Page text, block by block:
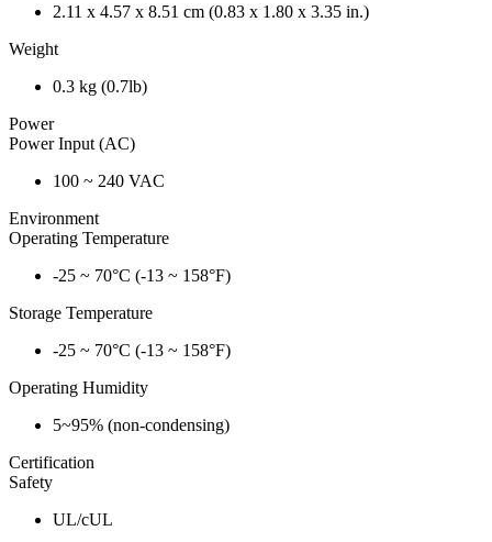
2.11 x 4.57 x 8.51 cm (0.83 x 1.80 x 3.35 in.)
Weight
0.3 kg (0.7lb)
Power
Power Input (AC)
100 ~ 240 VAC
Environment
Operating Temperature
-25 ~ 70°C (-13 ~ 158°F)
Storage Temperature
-25 ~ 70°C (-13 ~ 158°F)
Operating Humidity
5~95% (non-condensing)
Certification
Safety
UL/cUL